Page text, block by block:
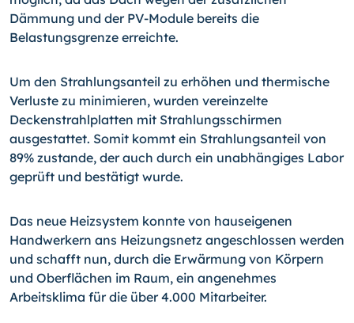
Dämmung und der PV-Module bereits die
Belastungsgrenze erreichte.
Um den Strahlungsanteil zu erhöhen und thermische
Verluste zu minimieren, wurden vereinzelte
Deckenstrahlplatten mit Strahlungsschirmen
ausgestattet. Somit kommt ein Strahlungsanteil von
89% zustande, der auch durch ein unabhängiges Labor
geprüft und bestätigt wurde.
Das neue Heizsystem konnte von hauseigenen
Handwerkern ans Heizungsnetz angeschlossen werden
und schafft nun, durch die Erwärmung von Körpern
und Oberflächen im Raum, ein angenehmes
Arbeitsklima für die über 4.000 Mitarbeiter.